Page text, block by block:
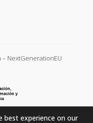
NextGenerationEU
best experience on our